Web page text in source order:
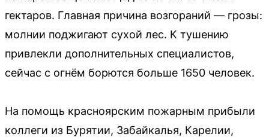
гектаров. Главная причина возгораний — грозы:
молнии поджигают сухой лес. К тушению
привлекли дополнительных специалистов,
сейчас с огнём борются больше 1650 человек.
На помощь красноярским пожарным прибыли
коллеги из Бурятии, Забайкалья, Карелии,